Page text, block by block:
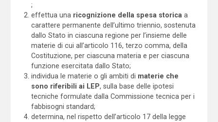
;
effettua una ricognizione della spesa storica a
carattere permanente dell’ultimo triennio, sostenuta
dallo Stato in ciascuna regione per l’insieme delle
materie di cui all’articolo 116, terzo comma, della
Costituzione, per ciascuna materia e per ciascuna
funzione esercitata dallo Stato;
individua le materie o gli ambiti di materie che
sono riferibili ai LEP, sulla base delle ipotesi
tecniche formulate dalla Commissione tecnica per i
fabbisogni standard;
determina, nel rispetto dell’articolo 17 della legge